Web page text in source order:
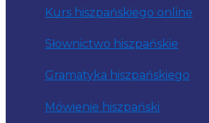
Kurs hiszpańskiego online
Słownictwo hiszpańskie
Gramatyka hiszpańskiego
Mówienie hiszpański